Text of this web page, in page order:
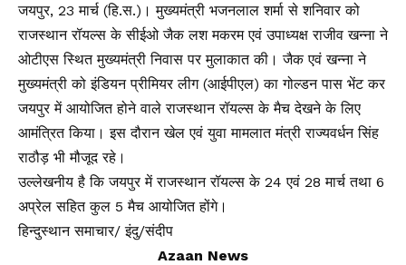
जयपुर, 23 मार्च (हि.स.)। मुख्यमंत्री भजनलाल शर्मा से शनिवार को
राजस्थान रॉयल्स के सीईओ जैक लश मकरम एवं उपाध्यक्ष राजीव खन्ना ने
ओटीएस स्थित मुख्यमंत्री निवास पर मुलाकात की। जैक एवं खन्ना ने
मुख्यमंत्री को इंडियन प्रीमियर लीग (आईपीएल) का गोल्डन पास भेंट कर
जयपुर में आयोजित होने वाले राजस्थान रॉयल्स के मैच देखने के लिए
आमंत्रित किया। इस दौरान खेल एवं युवा मामलात मंत्री राज्यवर्धन सिंह
राठौड़ भी मौजूद रहे।
उल्लेखनीय है कि जयपुर में राजस्थान रॉयल्स के 24 एवं 28 मार्च तथा 6
अप्रेल सहित कुल 5 मैच आयोजित होंगे।
हिन्दुस्थान समाचार/ इंदु/संदीप
Azaan News